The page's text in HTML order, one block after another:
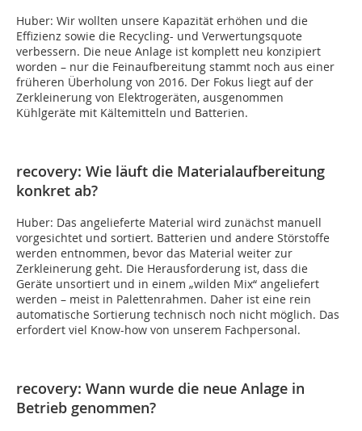
Huber: Wir wollten unsere Kapazität erhöhen und die
Effizienz sowie die Recycling- und Verwertungsquote
verbessern. Die neue Anlage ist komplett neu konzipiert
worden – nur die Feinaufbereitung stammt noch aus einer
früheren Überholung von 2016. Der Fokus liegt auf der
Zerkleinerung von Elektrogeräten, ausgenommen
Kühlgeräte mit Kältemitteln und Batterien.
recovery: Wie läuft die Materialaufbereitung
konkret ab?
Huber: Das angelieferte Material wird zunächst manuell
vorgesichtet und sortiert. Batterien und andere Störstoffe
werden entnommen, bevor das Material weiter zur
Zerkleinerung geht. Die Herausforderung ist, dass die
Geräte unsortiert und in einem „wilden Mix“ angeliefert
werden – meist in Palettenrahmen. Daher ist eine rein
automatische Sortierung technisch noch nicht möglich. Das
erfordert viel Know-how von unserem Fachpersonal.
recovery: Wann wurde die neue Anlage in
Betrieb genommen?